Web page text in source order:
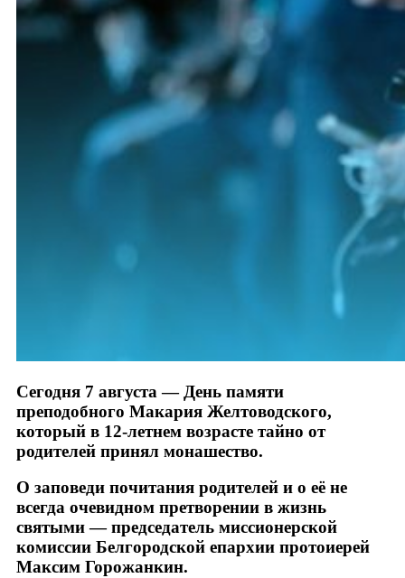
Сегодня 7 августа — День памяти
преподобного Макария Желтоводского,
который в 12-летнем возрасте тайно от
родителей принял монашество.
О заповеди почитания родителей и о её не
всегда очевидном претворении в жизнь
святыми — председатель миссионерской
комиссии Белгородской епархии протоиерей
Максим Горожанкин.